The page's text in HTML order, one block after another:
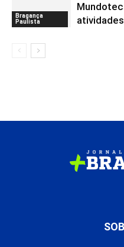
Bragança
Paulista